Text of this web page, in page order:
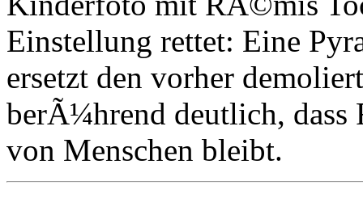
Einstellung rettet: Eine
ersetzt den vorher
berÃ¼hrend deutlich,
von Menschen bleibt.